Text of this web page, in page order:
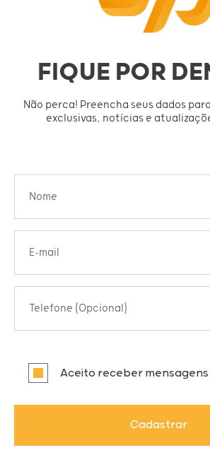
FIQUE POR
Não perca! Preencha seus dados
exclusivas, notícias e
Aceito receber
Cadastrar